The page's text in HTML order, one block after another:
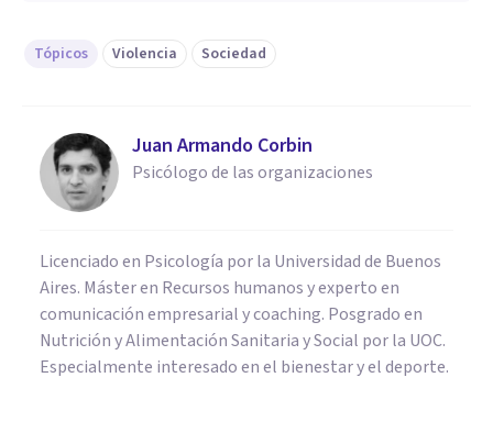
Tópicos Violencia Sociedad
Juan Armando Corbin
Psicólogo de las organizaciones
Licenciado en Psicología por la Universidad de Buenos
Aires. Máster en Recursos humanos y experto en
comunicación empresarial y coaching. Posgrado en
Nutrición y Alimentación Sanitaria y Social por la UOC.
Especialmente interesado en el bienestar y el deporte.